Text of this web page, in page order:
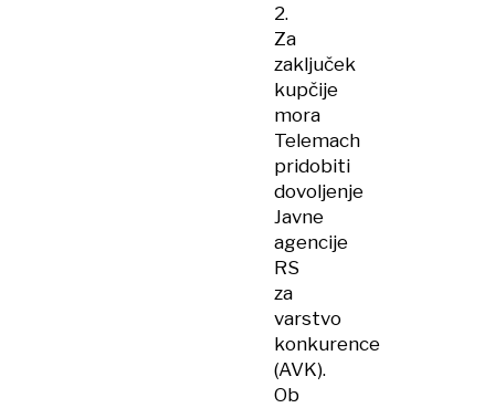
2.
Za
zaključek
kupčije
mora
Telemach
pridobiti
dovoljenje
Javne
agencije
RS
za
varstvo
konkurence
(AVK).
Ob